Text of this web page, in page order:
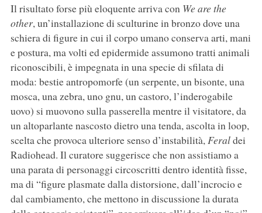
Il risultato forse più eloquente arriva con We are the
other, un’installazione di sculturine in bronzo dove una
schiera di figure in cui il corpo umano conserva arti, mani
e postura, ma volti ed epidermide assumono tratti animali
riconoscibili, è impegnata in una specie di sfilata di
moda: bestie antropomorfe (un serpente, un bisonte, una
mosca, una zebra, uno gnu, un castoro, l’inderogabile
uovo) si muovono sulla passerella mentre il visitatore, da
un altoparlante nascosto dietro una tenda, ascolta in loop,
scelta che provoca ulteriore senso d’instabilità,Feraldei
Radiohead. Il curatore suggerisce che non assistiamo a
una parata di personaggi circoscritti dentro identità fisse,
ma di “figure plasmate dalla distorsione, dall’incrocio e
dal cambiamento, che mettono in discussione la durata